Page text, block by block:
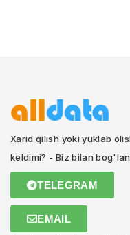
Xarid qilish yoki yuklab
keldimi? - Biz bilan
TELEGRAM
EMAIL